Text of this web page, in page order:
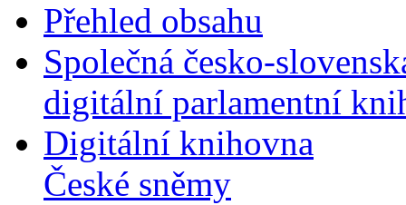
Přehled obsahu
Společná česko-
digitální parlamentní
Digitální knihovna
České sněmy